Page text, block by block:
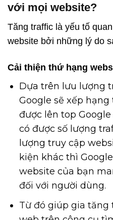
với mọi website?
Tăng traffic là yếu tố
website bởi những lý do
Cải thiện thứ hạng
Dựa trên lưu lượng
Google sẽ xếp
được lên top
có được số lượng
lượng truy cập
kiện khác thì
website của bạn
đối với người dùng.
Từ đó giúp gia tăng